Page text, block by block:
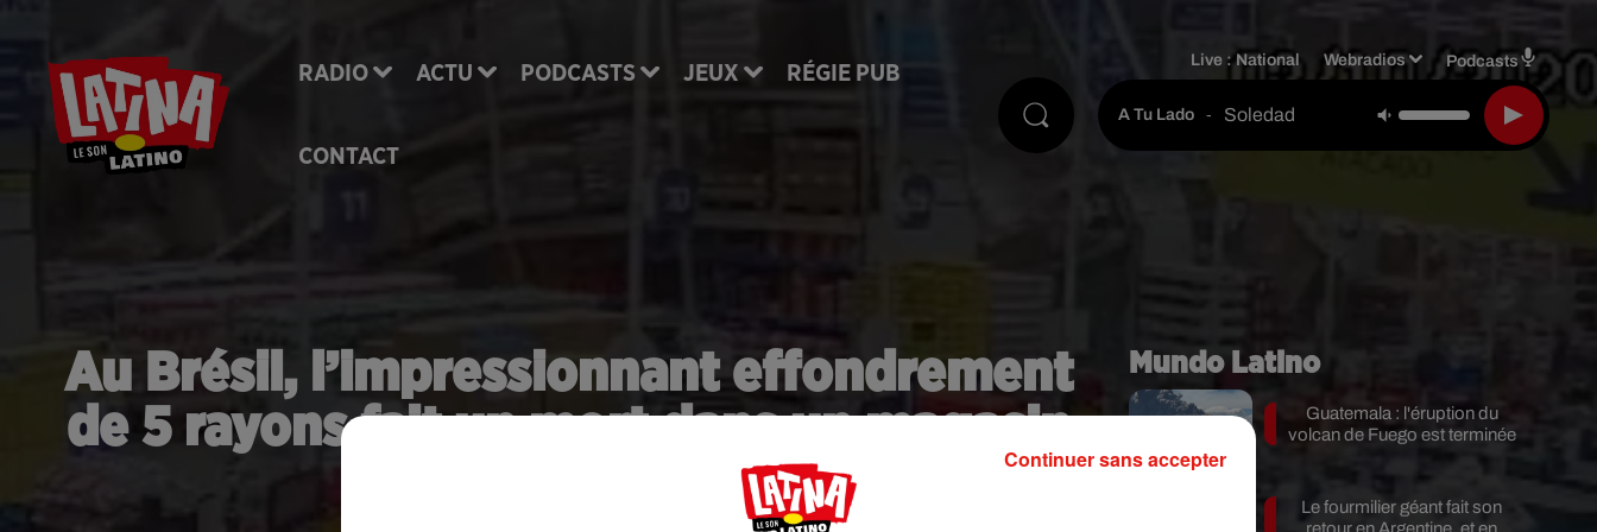
RADIO ACTU PODCASTS JEUX RÉGIE PUB
CONTACT
Live :National Webradios Podcasts
A Tu Lado - Soledad
Au Brésil, l’impressionnant effondrement
de 5 rayons fait un mort dans un magasin
Mundo Latino
Guatemala : l'éruption du
volcan de Fuego est terminée
Le fourmilier géant fait son
retour en Argentine, et en
Continuer sans accepter